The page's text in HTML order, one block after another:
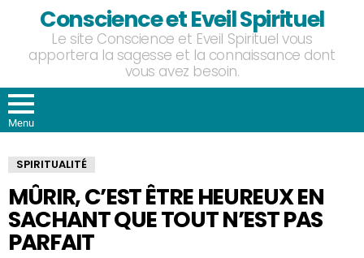
Conscience et Eveil Spirituel
Le site Conscience et Eveil Spirituel vous
apportera la sagesse et la connaissance dont
vous avez besoin.
Menu
SPIRITUALITÉ
MÛRIR, C’EST ÊTRE HEUREUX EN
SACHANT QUE TOUT N’EST PAS
PARFAIT